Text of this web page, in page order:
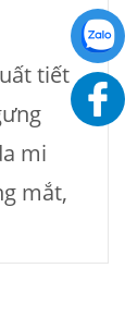
tiết
mi
mắt,